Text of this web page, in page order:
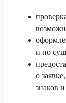
и по
о
знаков